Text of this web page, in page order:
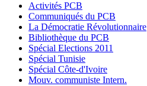
Activités PCB
Communiqués du PCB
La Démocratie Révolutionnaire
Bibliothèque du PCB
Spécial Elections 2011
Spécial Tunisie
Spécial Côte-d'Ivoire
Mouv. communiste Intern.